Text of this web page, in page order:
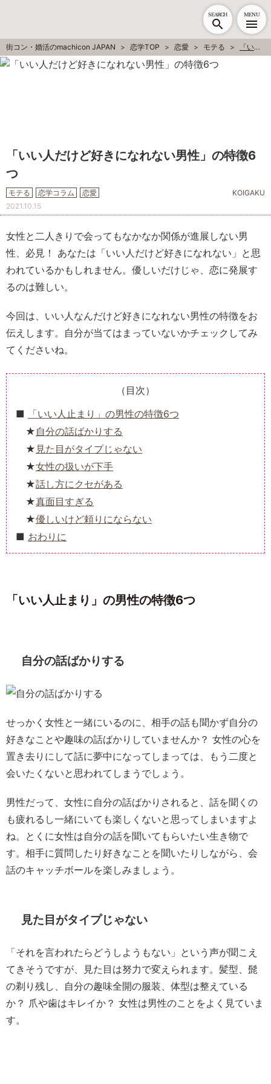
SEARCH MENU
街コン・婚活のmachicon JAPAN 恋学TOP 恋愛 モテる 「いい人だけど好きになれない男性」の特徴6つ
「いい人だけど好きになれない男性」の特徴6
つ
モテる 恋学コラム 恋愛
KOIGAKU
2021.10.15
女性と二人きりで会ってもなかなか関係が進展しない男
性、必見！ あなたは「いい人だけど好きになれない」と思
われているかもしれません。優しいだけじゃ、恋に発展す
るのは難しい。
今回は、いい人なんだけど好きになれない男性の特徴をお
伝えします。自分が当てはまっていないかチェックしてみ
てくださいね。
（目次）
「いい人止まり」の男性の特徴6つ
自分の話ばかりする
見た目がタイプじゃない
女性の扱いが下手
話し方にクセがある
真面目すぎる
優しいけど頼りにならない
おわりに
「いい人止まり」の男性の特徴6つ
自分の話ばかりする
せっかく女性と一緒にいるのに、相手の話も聞かず自分の
好きなことや趣味の話ばかりしていませんか？ 女性の心を
置き去りにして話に夢中になってしまっては、もう二度と
会いたくないと思われてしまうでしょう。
男性だって、女性に自分の話ばかりされると、話を聞くの
も疲れるし一緒にいても楽しくないと思ってしまいますよ
ね。とくに女性は自分の話を聞いてもらいたい生き物で
す。相手に質問したり好きなことを聞いたりしながら、会
話のキャッチボールを楽しみましょう。
見た目がタイプじゃない
「それを言われたらどうしようもない」という声が聞こえ
てきそうですが、見た目は努力で変えられます。髪型、髭
の剃り残し、自分の趣味全開の服装、体型は整えている
か？ 爪や歯はキレイか？ 女性は男性のことをよく見ていま
す。